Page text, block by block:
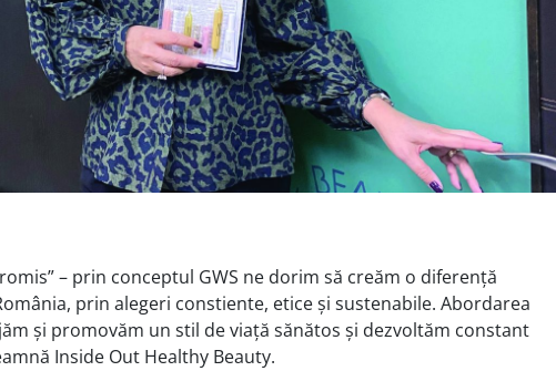
– prin conceptul GWS ne dorim să creăm o diferență
prin alegeri constiente, etice și sustenabile. Abordarea
și promovăm un stil de viață sănătos și dezvoltăm constant
Inside Out Healthy Beauty.